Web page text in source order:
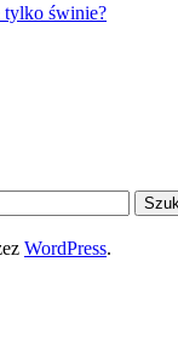
tylko świnie?
WordPress.